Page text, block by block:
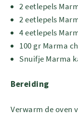
2 eetlepels
2 eetlepels
4 eetlepels
100 gr Marma
Snuifje Marma
Bereiding
Verwarm de oven